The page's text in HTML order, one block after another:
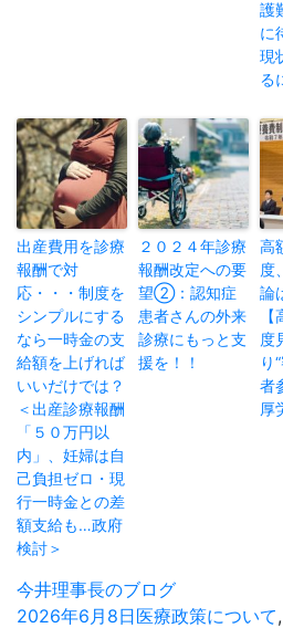
護
に
現
る
出産費用を診療
報酬で対
応・・・制度を
シンプルにする
なら一時金の支
給額を上げれば
いいだけでは？
＜出産診療報酬
「５０万円以
内」、妊婦は自
己負担ゼロ・現
行一時金との差
額支給も…政府
検討＞
２０２４年診療
報酬改定への要
望②：認知症
患者さんの外来
診療にもっと支
援を！！
高
度
論
度
り
者
厚
投
稿
今井理事長のブログ
投
2026年6月8日カ
医療政策について,